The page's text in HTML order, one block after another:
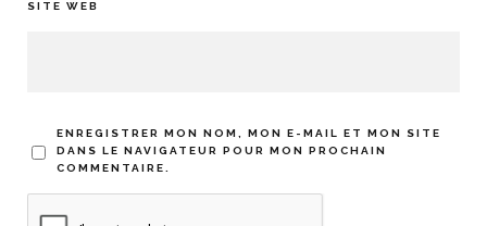
SITE WEB
ENREGISTRER MON NOM, MON E-MAIL ET MON SITE
DANS LE NAVIGATEUR POUR MON PROCHAIN
COMMENTAIRE.